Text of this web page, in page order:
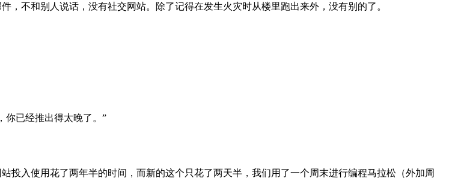
不和别人说话，没有社交网站。除了记得在发生火灾时从楼里跑出来外，没有别的了。
你已经推出得太晚了。”
投入使用花了两年半的时间，而新的这个只花了两天半，我们用了一个周末进行编程马拉松（外加周